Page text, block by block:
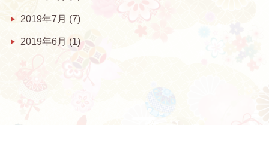
2019年7月 (7)
2019年6月 (1)